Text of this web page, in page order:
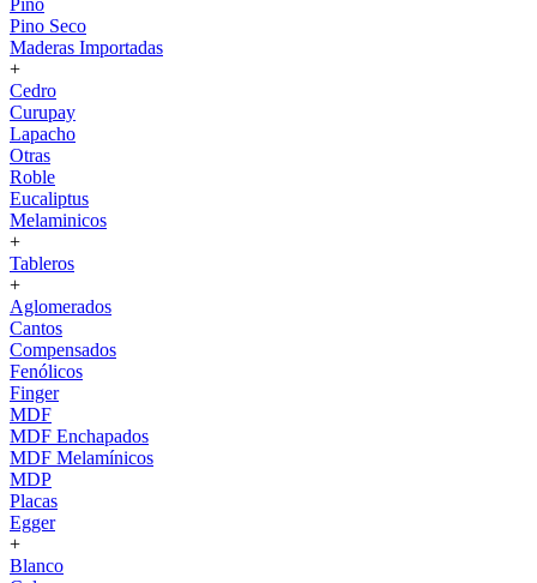
Pino
Pino Seco
Maderas Importadas
+
Cedro
Curupay
Lapacho
Otras
Roble
Eucaliptus
Melaminicos
+
Tableros
+
Aglomerados
Cantos
Compensados
Fenólicos
Finger
MDF
MDF Enchapados
MDF Melamínicos
MDP
Placas
Egger
+
Blanco